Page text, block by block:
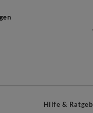
Hilfe &